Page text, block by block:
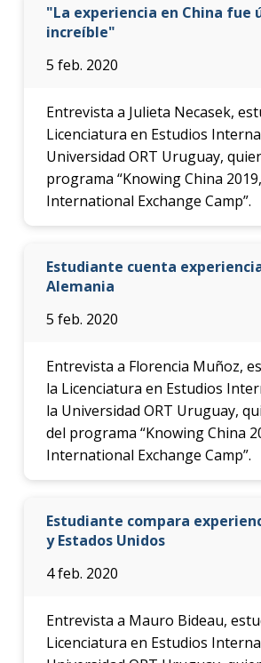
"La experiencia en China fue
increíble"
5 feb. 2020
Entrevista a Julieta Necasek,
Licenciatura en Estudios
Universidad ORT Uruguay,
programa “Knowing China 2019,
International Exchange Camp”.
Estudiante cuenta
Alemania
5 feb. 2020
Entrevista a Florencia Muñoz,
la Licenciatura en Estudios
la Universidad ORT Uruguay,
del programa “Knowing China
International Exchange Camp”.
Estudiante compara
y Estados Unidos
4 feb. 2020
Entrevista a Mauro Bideau,
Licenciatura en Estudios